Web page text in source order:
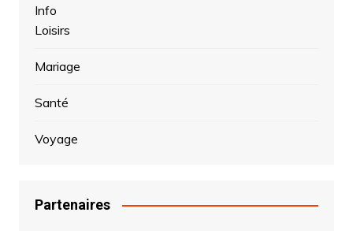
Info
Loisirs
Mariage
Santé
Voyage
Partenaires